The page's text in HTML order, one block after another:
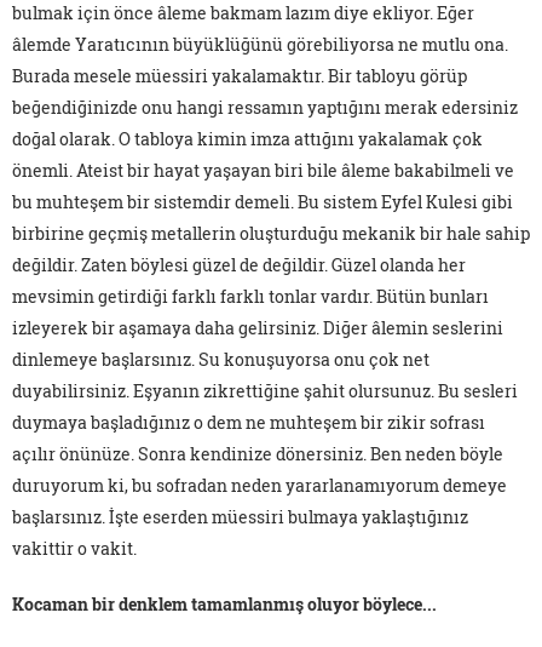
bulmak için önce âleme bakmam lazım diye ekliyor. Eğer
âlemde Yaratıcının büyüklüğünü görebiliyorsa ne mutlu ona.
Burada mesele müessiri yakalamaktır. Bir tabloyu görüp
beğendiğinizde onu hangi ressamın yaptığını merak edersiniz
doğal olarak. O tabloya kimin imza attığını yakalamak çok
önemli. Ateist bir hayat yaşayan biri bile âleme bakabilmeli ve
bu muhteşem bir sistemdir demeli. Bu sistem Eyfel Kulesi gibi
birbirine geçmiş metallerin oluşturduğu mekanik bir hale sahip
değildir. Zaten böylesi güzel de değildir. Güzel olanda her
mevsimin getirdiği farklı farklı tonlar vardır. Bütün bunları
izleyerek bir aşamaya daha gelirsiniz. Diğer âlemin seslerini
dinlemeye başlarsınız. Su konuşuyorsa onu çok net
duyabilirsiniz. Eşyanın zikrettiğine şahit olursunuz. Bu sesleri
duymaya başladığınız o dem ne muhteşem bir zikir sofrası
açılır önünüze. Sonra kendinize dönersiniz. Ben neden böyle
duruyorum ki, bu sofradan neden yararlanamıyorum demeye
başlarsınız. İşte eserden müessiri bulmaya yaklaştığınız
vakittir o vakit.
Kocaman bir denklem tamamlanmış oluyor böylece...